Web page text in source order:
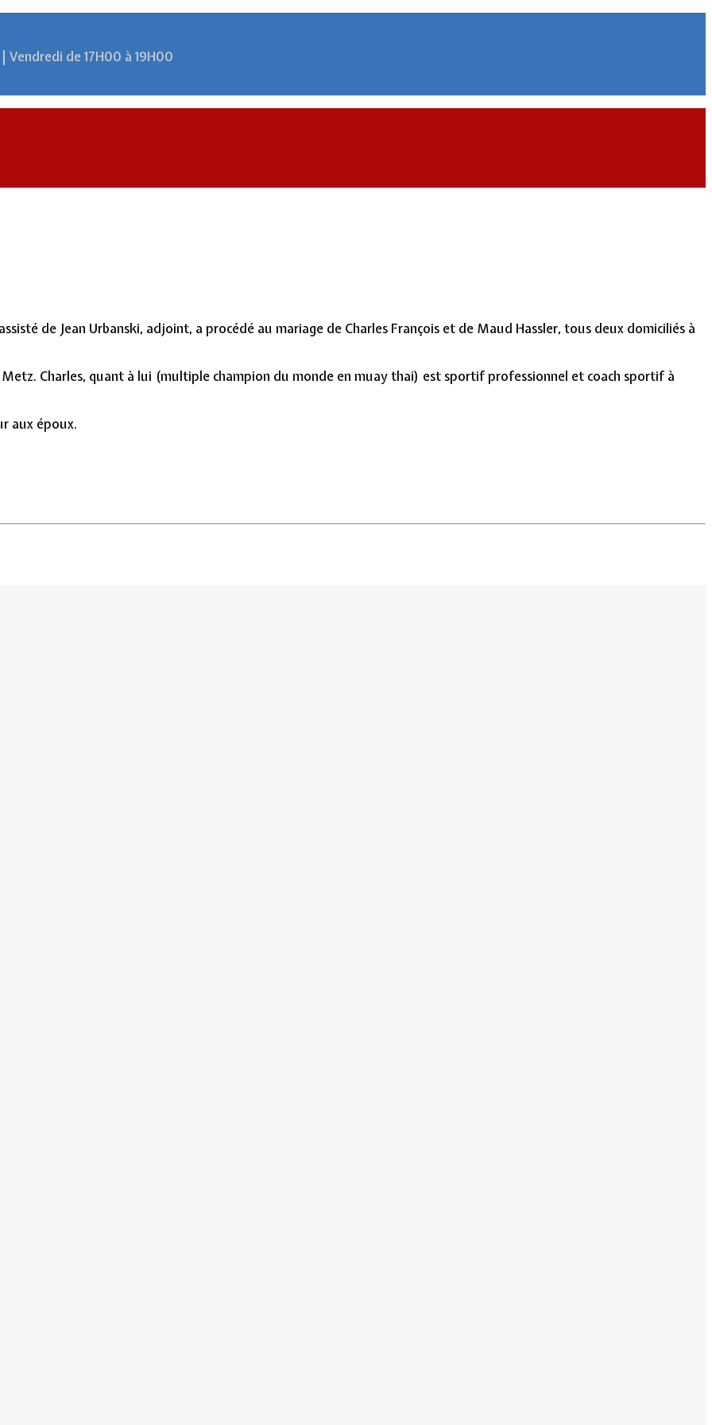
Vendredi de 17H00 à 19H00
de Jean Urbanski, adjoint, a procédé au mariage de Charles François et de Maud Hassler, tous deux domiciliés à
Charles, quant à lui (multiple champion du monde en muay thai) est sportif professionnel et coach sportif à
aux époux.